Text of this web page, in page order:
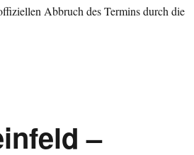
Abbruch des Termins durch die
und Kommunen beantragen
–